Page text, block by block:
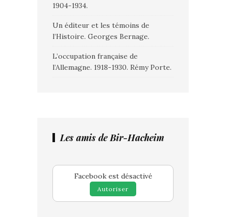
1904-1934.
Un éditeur et les témoins de
l’Histoire. Georges Bernage.
L’occupation française de
l’Allemagne. 1918-1930. Rémy Porte.
Les amis de Bir-Hacheim
Facebook est désactivé
Autoriser